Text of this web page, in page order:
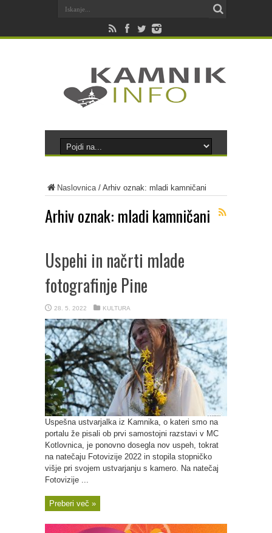
Naslovnica/ Arhiv oznak: mladi kamničani
Arhiv oznak: mladi kamničani
Uspehi in načrti mlade
fotografinje Pine
28. 5. 2022 KULTURA
Uspešna ustvarjalka iz Kamnika, o kateri smo na
portalu že pisali ob prvi samostojni razstavi v MC
Kotlovnica, je ponovno dosegla nov uspeh, tokrat
na natečaju Fotovizije 2022 in stopila stopničko
višje pri svojem ustvarjanju s kamero. Na natečaj
Fotovizije ...
Preberi več »